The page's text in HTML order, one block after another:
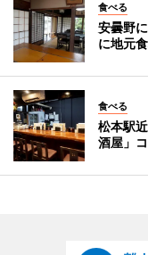
食べる
安曇野
に地元
食べる
松本駅
酒屋」